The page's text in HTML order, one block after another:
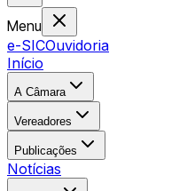
Menu
e-SICOuvidoria
Início
A Câmara
Vereadores
Publicações
Notícias